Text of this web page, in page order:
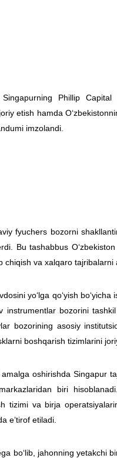
Phillip Capital
etish hamda
imzolandi.
fyuchers bozorni
Bu tashabbus
chiqish va xalqaro
yo‘lga qo‘yish
bozorini
bozorining asosiy
boshqarish tizimlarini
oshirishda Singapur
biri
tizimi va birja
eʼtirof etiladi.
bo‘lib, jahonning yetakchi